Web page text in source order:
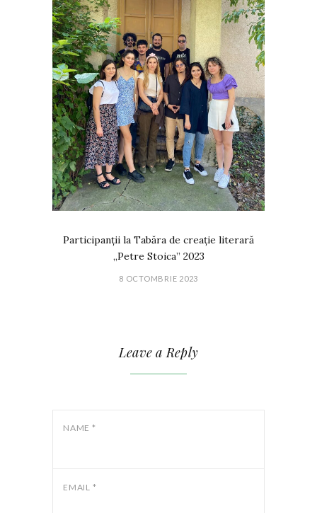
Participanții la Tabăra de creație literară
„Petre Stoica” 2023
8 OCTOMBRIE 2023
Leave a Reply
NAME *
EMAIL *